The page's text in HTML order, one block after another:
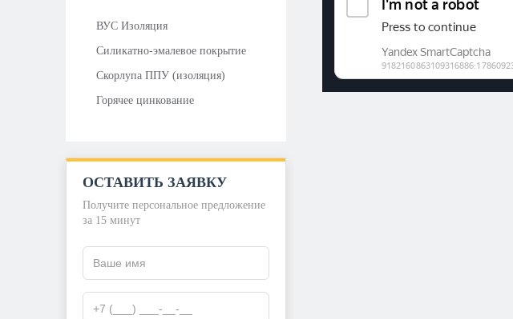
ВУС Изоляция
Силикатно-эмалевое покрытие
Скорлупа ППУ (изоляция)
Горячее цинкование
ОСТАВИТЬ ЗАЯВКУ
Получите персональное предложение
за 15 минут